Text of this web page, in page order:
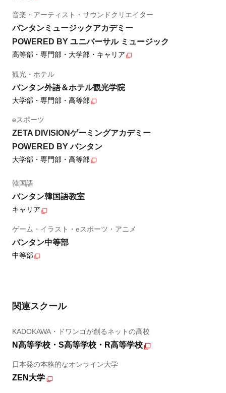
音楽・アーティスト・サウンドクリエイター
バンタンミュージックアカデミー
POWERED BY ユニバーサル ミュージック
高等部・専門部・大学部・キャリア
観光・ホテル
バンタン外語＆ホテル観光学院
大学部・専門部・高等部
eスポーツ
ZETA DIVISIONゲーミングアカデミー
POWERED BY バンタン
大学部・専門部・高等部
韓国語
バンタン韓国語教室
キャリア
ゲーム・イラスト・eスポーツ・アニメ
バンタン中等部
中等部
関連スクール
KADOKAWA・ドワンゴが創るネットの高校
N高等学校・S高等学校・R高等学校
日本発の本格的なオンライン大学
ZEN大学